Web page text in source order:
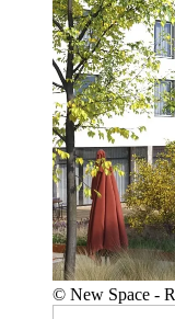
© New Space -